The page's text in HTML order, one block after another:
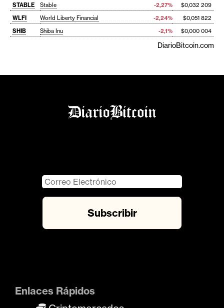
STABLE Stable -2,27%
$0,032 209
WLFI
World Liberty Financial -2,24%
$0,051 822
SHIB
Shiba Inu -2,1% $0,000 004
DiarioBitcoin.com
Enlaces Rápidos